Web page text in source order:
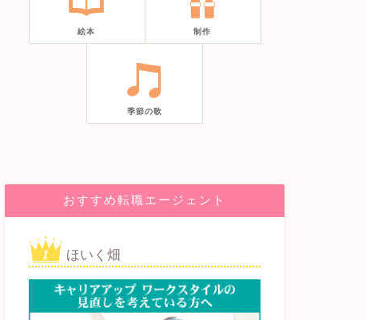
絵本 制作
季節の歌
おすすめ転職エージェント
ほいく畑